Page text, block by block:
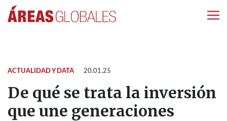
ACTUALIDAD Y DATA 20.01.25
De qué se trata la inversión
que une generaciones